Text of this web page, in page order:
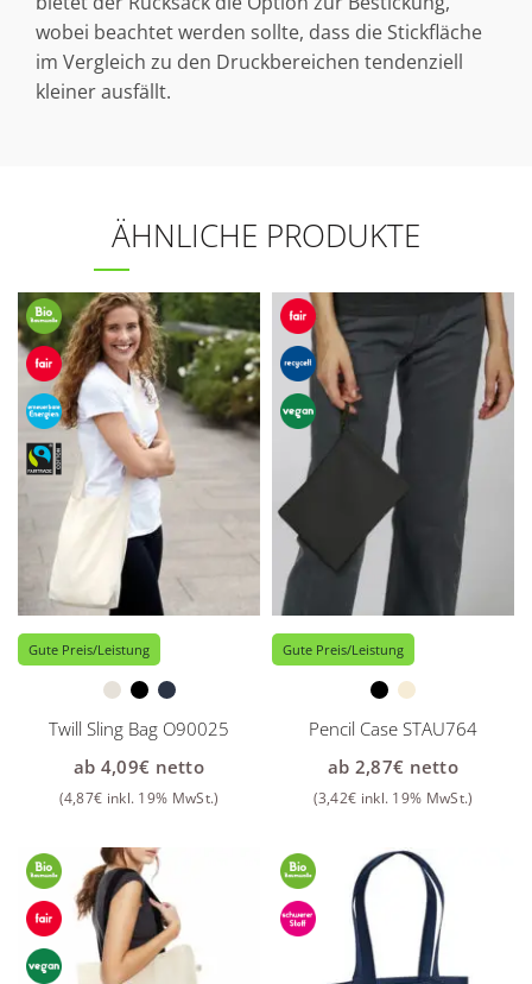
wobei beachtet werden sollte, dass die Stickfläche
im Vergleich zu den Druckbereichen tendenziell
kleiner ausfällt.
ÄHNLICHE PRODUKTE
Gute Preis/Leistung
Twill Sling Bag O90025
ab 4,09€ netto
(4,87€ inkl. 19% MwSt.)
Gute Preis/Leistung
Pencil Case STAU764
ab 2,87€ netto
(3,42€ inkl. 19% MwSt.)